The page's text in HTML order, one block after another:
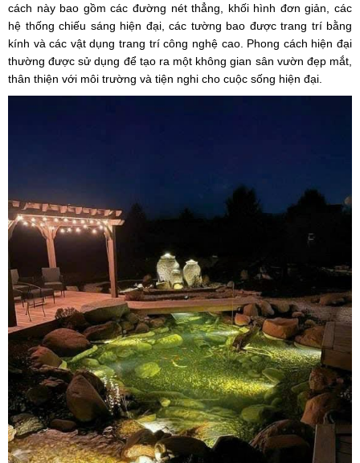
cách này bao gồm các đường nét thẳng, khối hình đơn giản, các
hệ thống chiếu sáng hiện đại, các tường bao được trang trí bằng
kính và các vật dụng trang trí công nghệ cao. Phong cách hiện đại
thường được sử dụng để tạo ra một không gian sân vườn đẹp mắt,
thân thiện với môi trường và tiện nghi cho cuộc sống hiện đại.